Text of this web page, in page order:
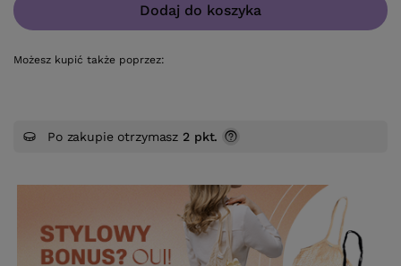
Dodaj do koszyka
Możesz kupić także poprzez:
Po zakupie otrzymasz 2 pkt.